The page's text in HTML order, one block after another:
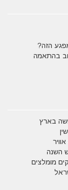
הזה?
בהתאמה
בארץ
השנה
מומלצים